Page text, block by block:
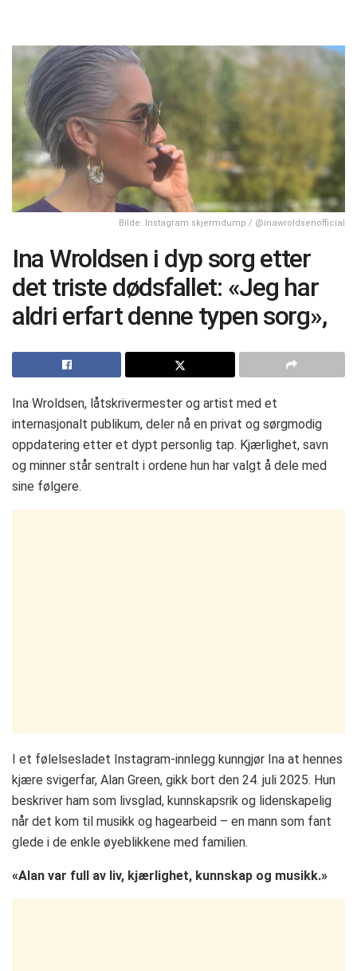
Bilde: Instagram skjermdump / @inawroldsenofficial
Ina Wroldsen i dyp sorg etter
det triste dødsfallet: «Jeg har
aldri erfart denne typen sorg»,
Ina Wroldsen, låtskrivermester og artist med et
internasjonalt publikum, deler nå en privat og sørgmodig
oppdatering etter et dypt personlig tap. Kjærlighet, savn
og minner står sentralt i ordene hun har valgt å dele med
sine følgere.
I et følelsesladet Instagram-innlegg kunngjør Ina at hennes
kjære svigerfar, Alan Green, gikk bort den 24. juli 2025. Hun
beskriver ham som livsglad, kunnskapsrik og lidenskapelig
når det kom til musikk og hagearbeid – en mann som fant
glede i de enkle øyeblikkene med familien.
«Alan var full av liv, kjærlighet, kunnskap og musikk.»